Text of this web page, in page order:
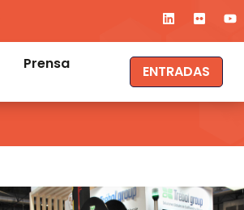
Prensa
ENTRADAS